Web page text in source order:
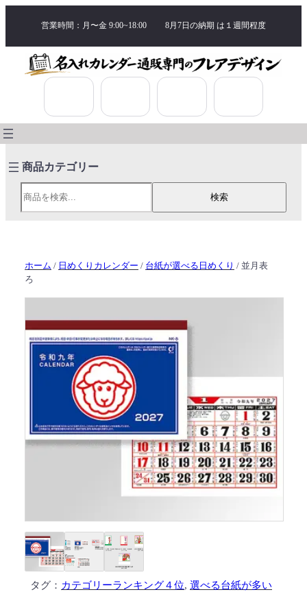
営業時間：月〜金 9:00~18:00 8月7日の納期 は １週間程度
検索
検索
ホーム / 日めくりカレンダー / 台紙が選べる日めくり / 並月表
ろ
タグ： カテゴリーランキング４位, 選べる台紙が多い